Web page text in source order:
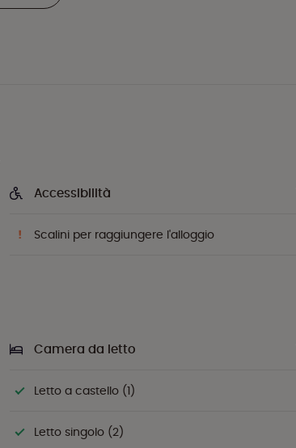
Accessibilità
Scalini per raggiungere l'alloggio
Camera da letto
Letto a castello (1)
Letto singolo (2)